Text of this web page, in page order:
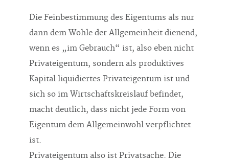
Die Feinbestimmung des Eigentums als nur
dann dem Wohle der Allgemeinheit dienend,
wenn es „im Gebrauch“ ist, also eben nicht
Privateigentum, sondern als produktives
Kapital liquidiertes Privateigentum ist und
sich so im Wirtschaftskreislauf befindet,
macht deutlich, dass nicht jede Form von
Eigentum dem Allgemeinwohl verpflichtet
ist.
Privateigentum also ist Privatsache. Die